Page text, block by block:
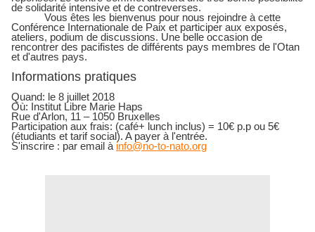
de solidarité intensive et de contreverses.
Vous êtes les bienvenus pour nous rejoindre à cette
Conférence Internationale de Paix et participer aux exposés,
ateliers, podium de discussions. Une belle occasion de
rencontrer des pacifistes de différents pays membres de l'Otan
et d'autres pays.
Informations pratiques
Quand: le 8 juillet 2018
Où: Institut Libre Marie Haps
Rue d'Arlon, 11 – 1050 Bruxelles
Participation aux frais: (café+ lunch inclus) = 10€ p.p ou 5€
(étudiants et tarif social). A payer à l'entrée.
S'inscrire : par email à info@no-to-nato.org